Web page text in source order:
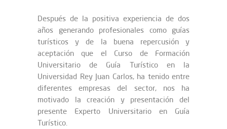
Después de la positiva experiencia de dos
años generando profesionales como guías
turísticos y de la buena repercusión y
aceptación que el Curso de Formación
Universitario de Guía Turístico en la
Universidad Rey Juan Carlos, ha tenido entre
diferentes empresas del sector, nos ha
motivado la creación y presentación del
presente Experto Universitario en Guía
Turístico.